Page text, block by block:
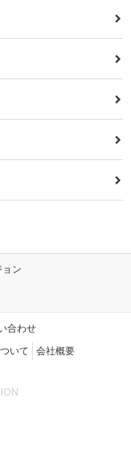
ン
合わせ
いて 会社概要